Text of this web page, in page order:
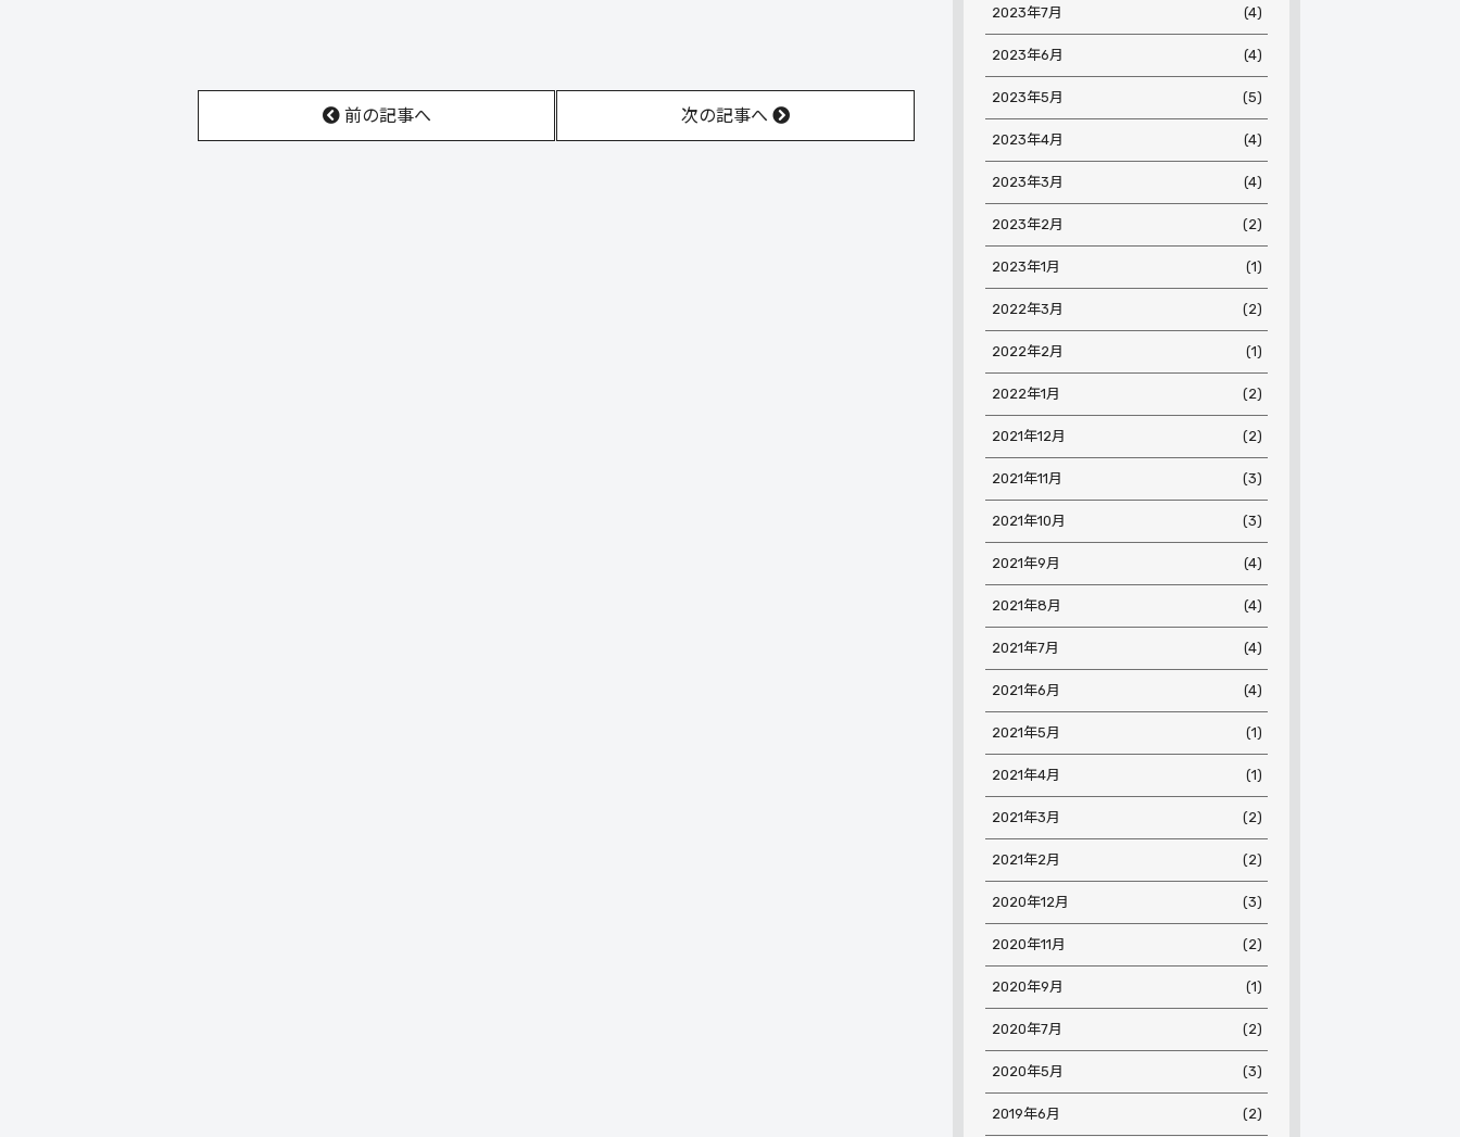
前の記事へ 次の記事へ
2023年7月 (4)
2023年6月 (4)
2023年5月 (5)
2023年4月 (4)
2023年3月 (4)
2023年2月 (2)
2023年1月 (1)
2022年3月 (2)
2022年2月 (1)
2022年1月 (2)
2021年12月 (2)
2021年11月 (3)
2021年10月 (3)
2021年9月 (4)
2021年8月 (4)
2021年7月 (4)
2021年6月 (4)
2021年5月 (1)
2021年4月 (1)
2021年3月 (2)
2021年2月 (2)
2020年12月 (3)
2020年11月 (2)
2020年9月 (1)
2020年7月 (2)
2020年5月 (3)
2019年6月 (2)